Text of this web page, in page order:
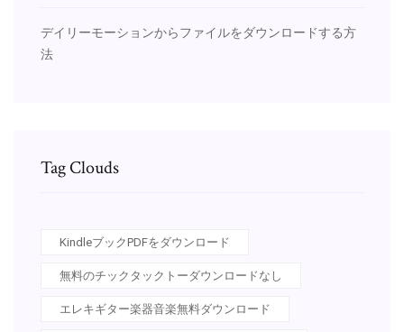
デイリーモーションからファイルをダウンロードする方
法
Tag Clouds
KindleブックPDFをダウンロード
無料のチックタックトーダウンロードなし
エレキギター楽器音楽無料ダウンロード